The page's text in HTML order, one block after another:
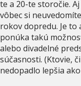
te a 20-te storočie.
vôbec si
rokov dopredu. Je
ponúka takú
alebo divadelné
súčasnosti. (Ktovie,
nedopadlo lepšia